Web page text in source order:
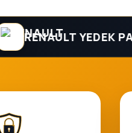
RENAULT YEDEK PARÇA